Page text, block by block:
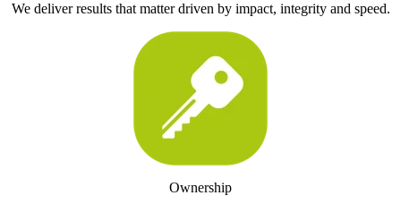
We deliver results that matter driven by impact, integrity and speed.
Ownership